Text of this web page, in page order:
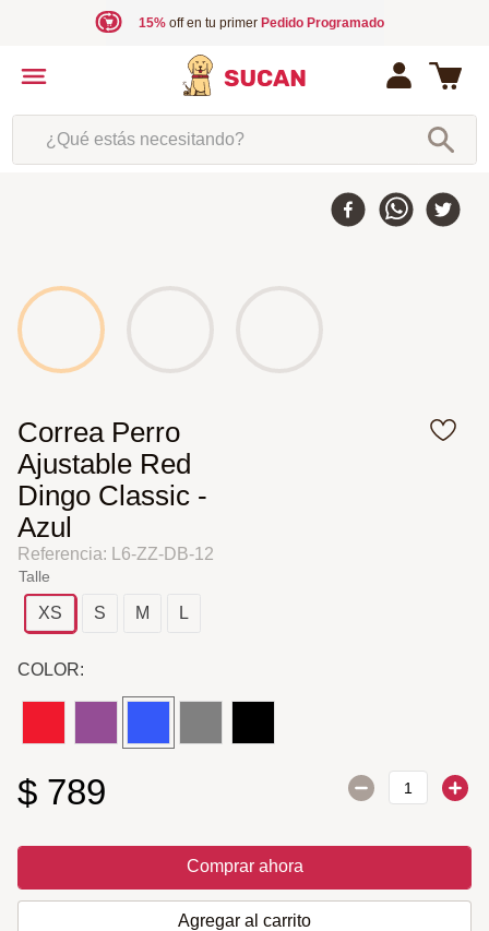
15%off en tu primer Pedido Programado
¿Qué estás necesitando?
Correa Perro
Ajustable Red
Dingo Classic -
Azul
Referencia: L6-ZZ-DB-12
Talle
XS S M L
COLOR:
$ 789
Comprar ahora
Agregar al carrito